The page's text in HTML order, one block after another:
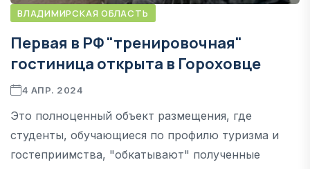
ВЛАДИМИРСКАЯ ОБЛАСТЬ
Первая в РФ "тренировочная"
гостиница открыта в Гороховце
4 АПР. 2024
Это полноценный объект размещения, где
студенты, обучающиеся по профилю туризма и
гостеприимства, "обкатывают" полученные